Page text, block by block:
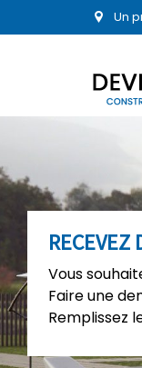
Un
RECEVEZ
Vous
Faire une
Remplissez